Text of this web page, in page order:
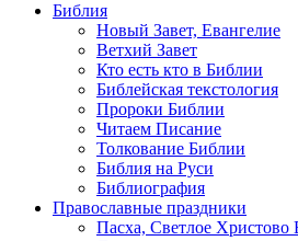
Библия
Новый Завет, Евангелие
Ветхий Завет
Кто есть кто в Библии
Библейская текстология
Пророки Библии
Читаем Писание
Толкование Библии
Библия на Руси
Библиография
Православные праздники
Пасха, Светлое Христово